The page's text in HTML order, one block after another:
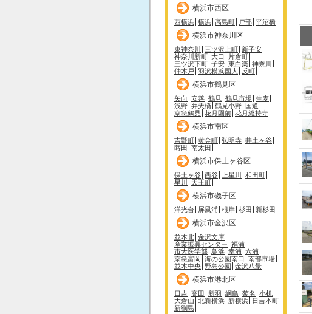
横浜市西区
西横浜 横浜 高島町 戸部 平沼橋
横浜市神奈川区
東神奈川 三ツ沢上町 新子安
神奈川新町 大口
片倉町
三ツ沢下町 子安 東白楽 神奈川
仲木戸 羽沢横浜国大 反町
横浜市鶴見区
矢向 安善 鶴見 鶴見市場 生麦
浅野 弁天橋 鶴見小野
国道
京急鶴見
花月園前 花月総持寺
横浜市南区
吉野町 黄金町 弘明寺 井土ヶ谷
蒔田 南太田
横浜市保土ヶ谷区
保土ヶ谷 西谷 上星川
和田町
星川
天王町
横浜市磯子区
洋光台 屏風浦 根岸 杉田 新杉田
横浜市金沢区
並木北 金沢文庫
産業振興センター 福浦
市大医学部 鳥浜 幸浦 六浦
京急富岡 海の公園南口
南部市場
並木中央 野島公園 金沢八景
横浜市港北区
日吉 高田 新羽 綱島 菊名 小机
大倉山 北新横浜 新横浜 日吉本町
新綱島